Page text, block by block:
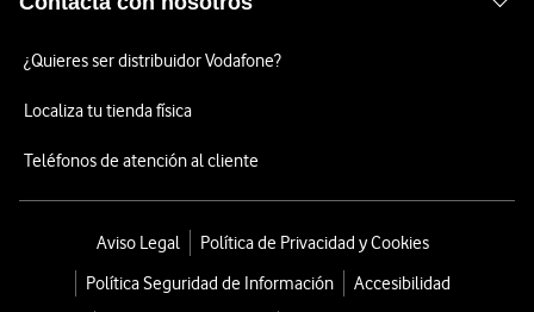
¿Quieres ser distribuidor Vodafone?
Localiza tu tienda física
Teléfonos de atención al cliente
Aviso Legal
Política de Privacidad y Cookies
Política Seguridad de Información
Accesibilidad